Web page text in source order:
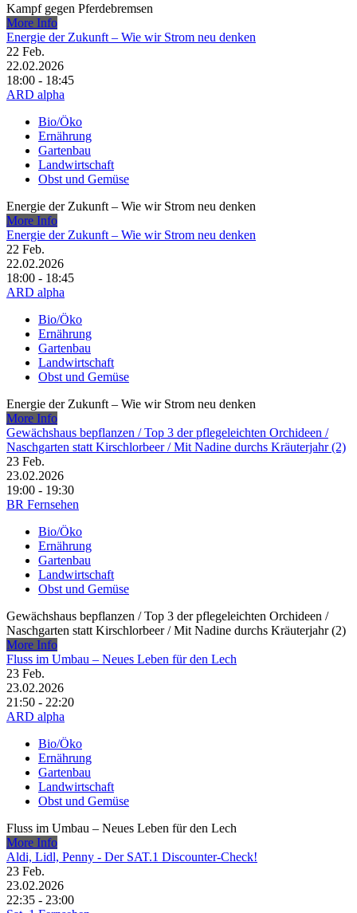
Kampf gegen Pferdebremsen
More Info
Energie der Zukunft – Wie wir Strom neu denken
22 Feb.
22.02.2026
18:00 - 18:45
ARD alpha
Bio/Öko
Ernährung
Gartenbau
Landwirtschaft
Obst und Gemüse
Energie der Zukunft – Wie wir Strom neu denken
More Info
Energie der Zukunft – Wie wir Strom neu denken
22 Feb.
22.02.2026
18:00 - 18:45
ARD alpha
Bio/Öko
Ernährung
Gartenbau
Landwirtschaft
Obst und Gemüse
Energie der Zukunft – Wie wir Strom neu denken
More Info
Gewächshaus bepflanzen /​ Top 3 der pflegeleichten Orchideen /​
Naschgarten statt Kirschlorbeer /​ Mit Nadine durchs Kräuterjahr (2)
23 Feb.
23.02.2026
19:00 - 19:30
BR Fernsehen
Bio/Öko
Ernährung
Gartenbau
Landwirtschaft
Obst und Gemüse
Gewächshaus bepflanzen /​ Top 3 der pflegeleichten Orchideen /​
Naschgarten statt Kirschlorbeer /​ Mit Nadine durchs Kräuterjahr (2)
More Info
Fluss im Umbau – Neues Leben für den Lech
23 Feb.
23.02.2026
21:50 - 22:20
ARD alpha
Bio/Öko
Ernährung
Gartenbau
Landwirtschaft
Obst und Gemüse
Fluss im Umbau – Neues Leben für den Lech
More Info
Aldi, Lidl, Penny - Der SAT.1 Discounter-Check!
23 Feb.
23.02.2026
22:35 - 23:00